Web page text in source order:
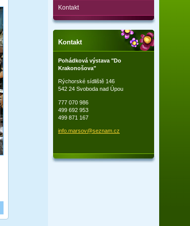
Kontakt
Kontakt
Pohádková výstava "Do
Krakonošova"
Rýchorské sídliště 146
542 24 Svoboda nad Úpou
777 070 986
499 692 953
499 871 167
info.marsov@seznam.cz